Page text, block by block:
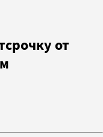
от